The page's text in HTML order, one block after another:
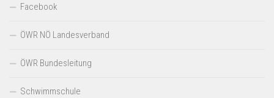
Facebook
ÖWR NÖ Landesverband
ÖWR Bundesleitung
Schwimmschule